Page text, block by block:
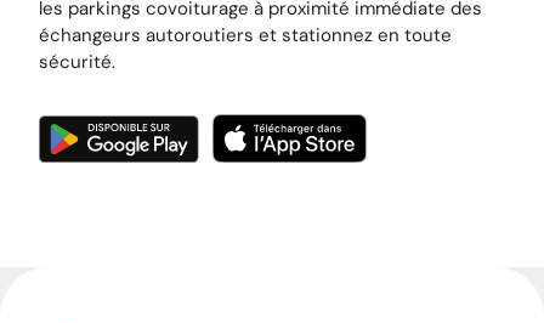
les parkings covoiturage à proximité immédiate des
échangeurs autoroutiers et stationnez en toute
sécurité.